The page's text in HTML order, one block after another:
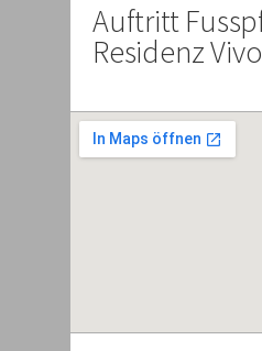
Auftritt
Residenz Vivo